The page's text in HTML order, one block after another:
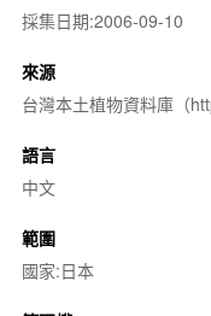
採集日期:2006-09-10
來源
台灣本土植物資料庫（
語言
中文
範圍
國家:日本